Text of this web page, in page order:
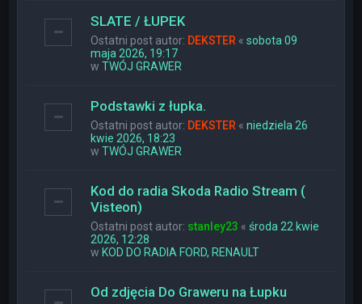
SLATE / ŁUPEK
Ostatni post autor: DEKSTER «sobota 09
maja 2026, 19:17
wTWÓJ GRAWER
Podstawki z łupka.
Ostatni post autor: DEKSTER «niedziela 26
kwie 2026, 18:23
wTWÓJ GRAWER
Kod do radia Skoda Radio Stream (
Visteon)
Ostatni post autor: stanley23 «środa 22 kwie
2026, 12:28
w KOD DO RADIA FORD, RENAULT
Od zdjęcia Do Graweru na Łupku